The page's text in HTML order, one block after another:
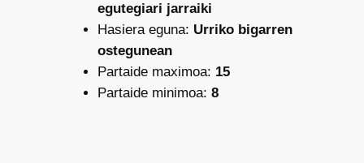
egutegiari jarraiki
Hasiera eguna: Urriko bigarren
ostegunean
Partaide maximoa: 15
Partaide minimoa: 8